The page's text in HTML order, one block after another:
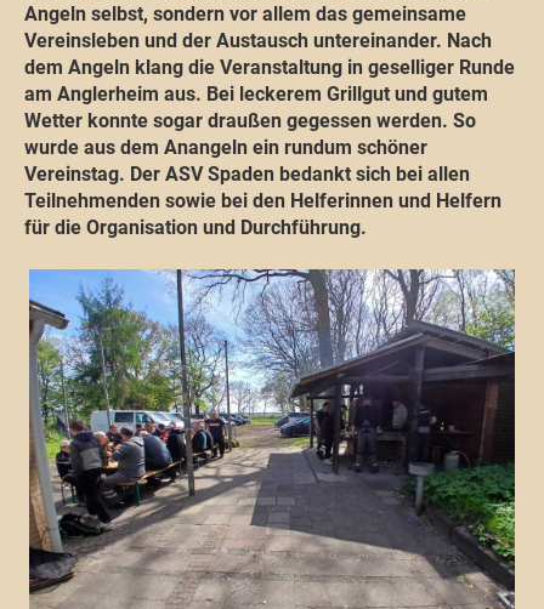
Angeln selbst, sondern vor allem das gemeinsame
Vereinsleben und der Austausch untereinander. Nach
dem Angeln klang die Veranstaltung in geselliger Runde
am Anglerheim aus. Bei leckerem Grillgut und gutem
Wetter konnte sogar draußen gegessen werden. So
wurde aus dem Anangeln ein rundum schöner
Vereinstag. Der ASV Spaden bedankt sich bei allen
Teilnehmenden sowie bei den Helferinnen und Helfern
für die Organisation und Durchführung.